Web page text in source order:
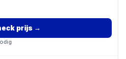
prijs→